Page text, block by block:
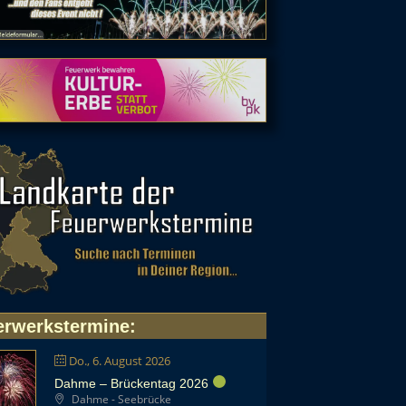
:
Do., 6. August 2026
Dahme – Brückentag 2026
Dahme - Seebrücke